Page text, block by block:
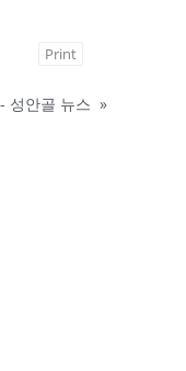
Print
성안골 뉴스 »